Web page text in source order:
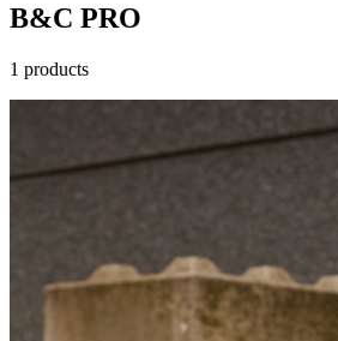
B&C PRO
1 products